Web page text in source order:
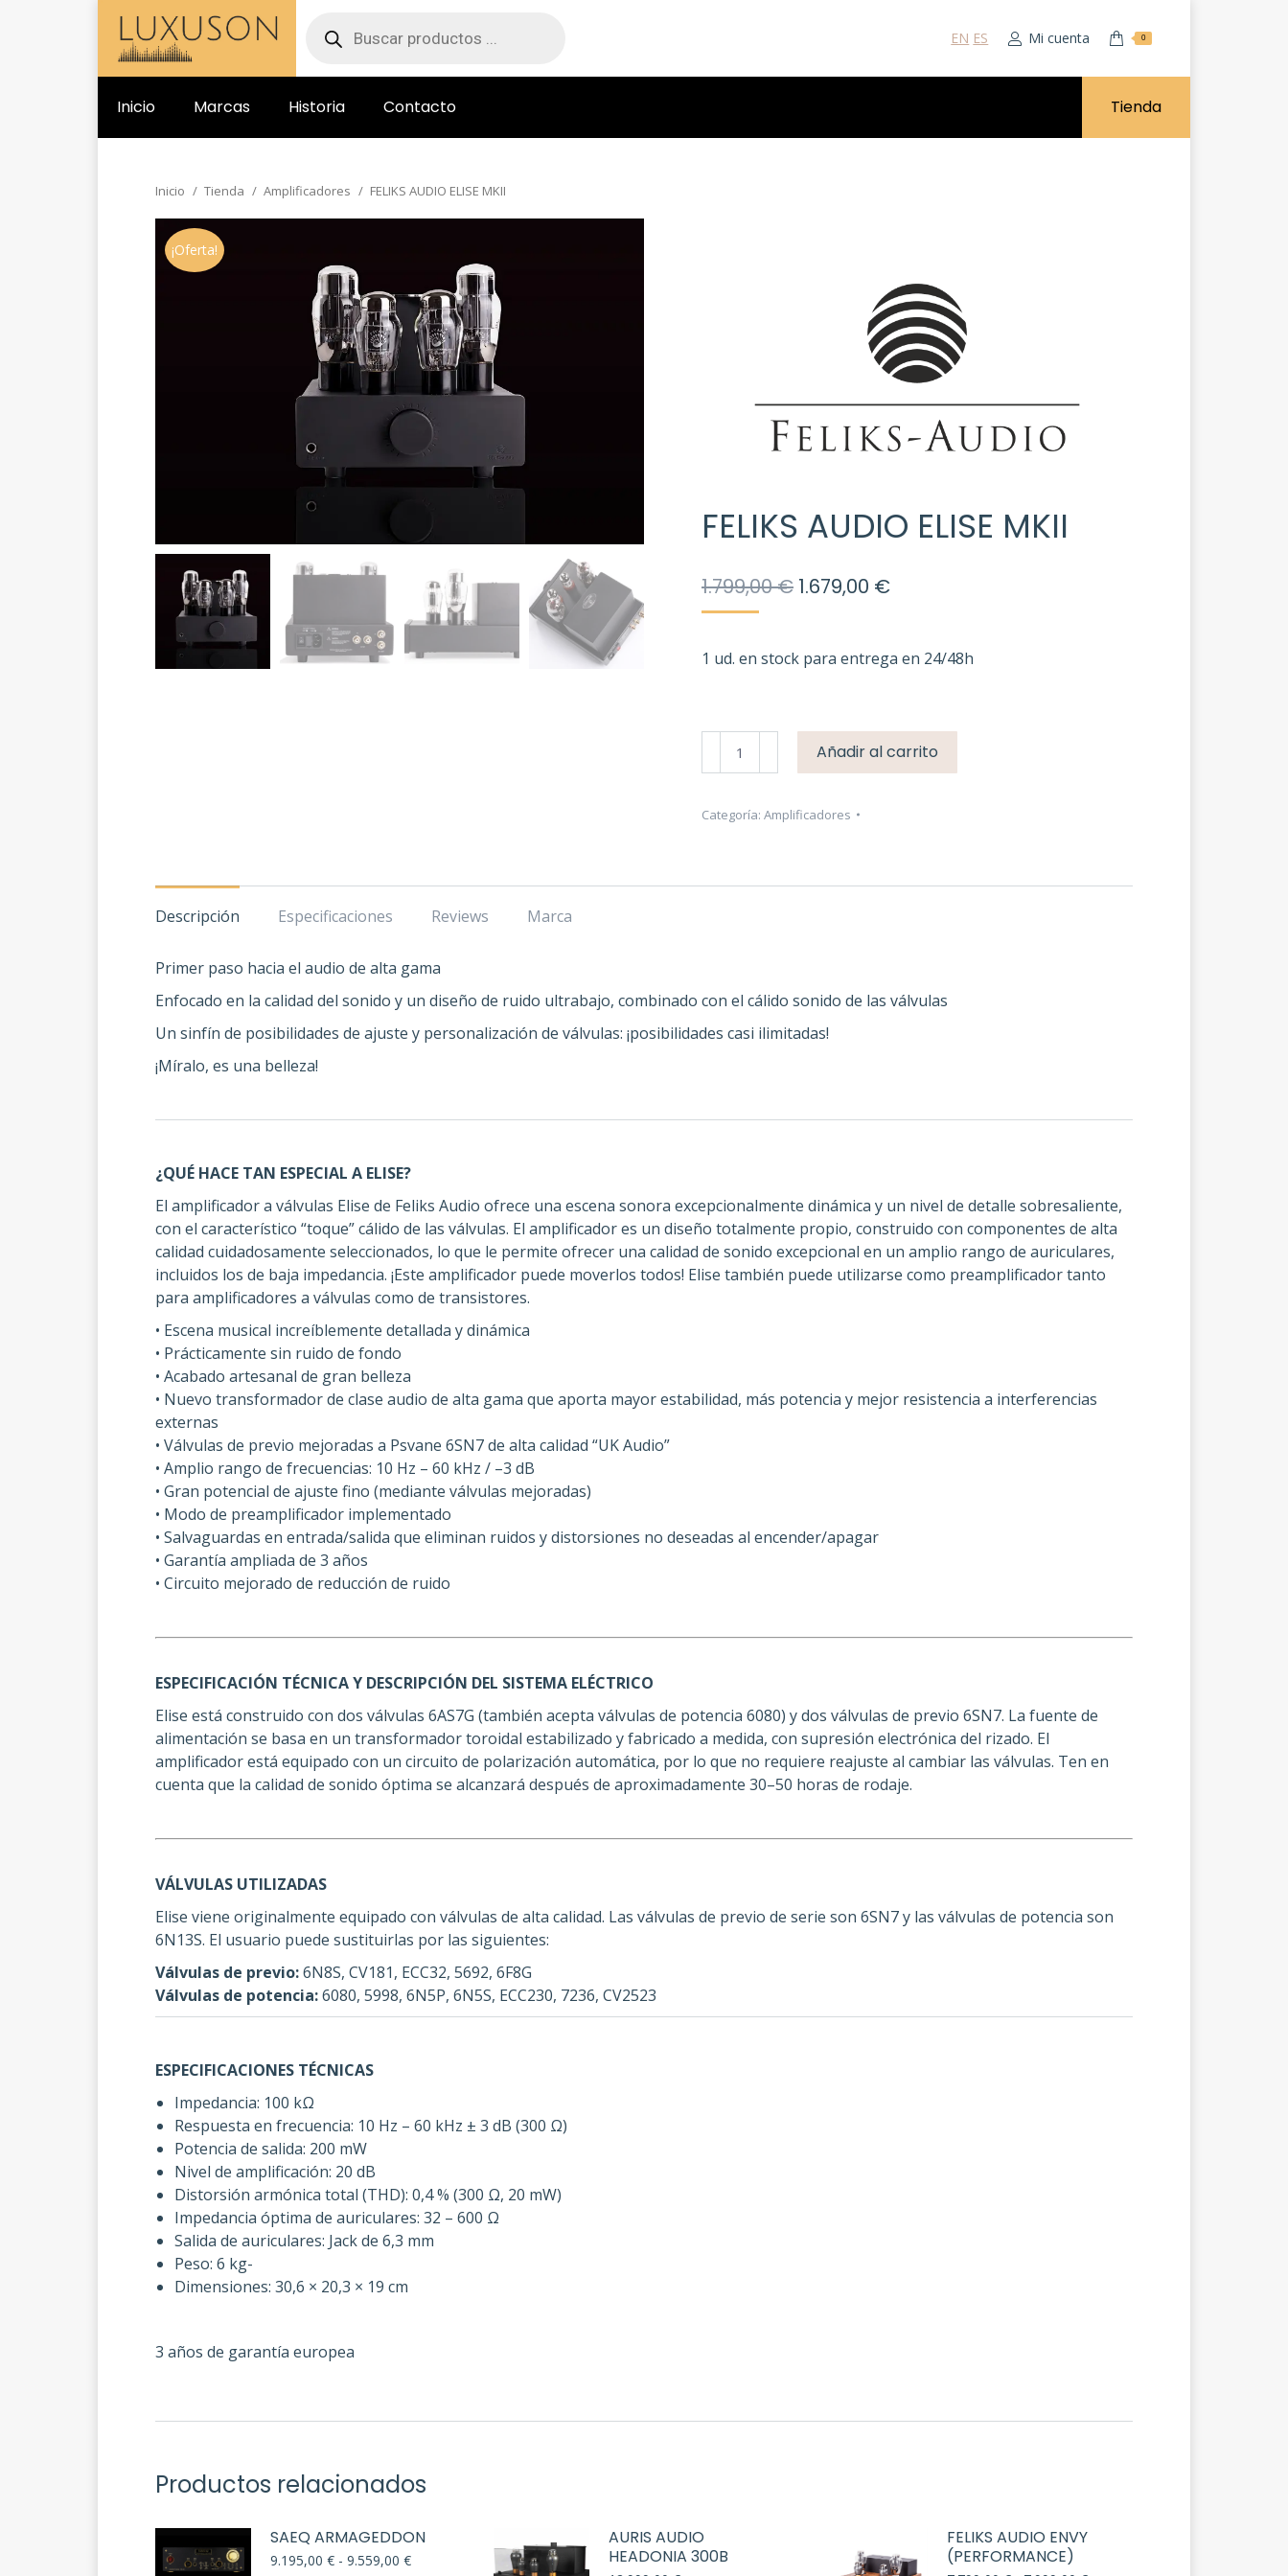
EN ES Mi cuenta 0
Inicio Marcas Historia Contacto Tienda
Estás aquí:
Inicio Tienda Amplificadores FELIKS AUDIO ELISE MKII
¡Oferta!
FELIKS AUDIO ELISE MKII
1.799,00€ El
era:
1.679,00 €El
es:
1 ud. en stock para entrega en 24/48h
AUDIO
MKII
Añadir al carrito
Categoría: Amplificadores
Descripción Especificaciones Reviews Marca
Primer paso hacia el audio de alta gama
Enfocado en la calidad del sonido y un diseño de ruido ultrabajo, combinado con el cálido sonido de las válvulas
Un sinfín de posibilidades de ajuste y personalización de válvulas: ¡posibilidades casi ilimitadas!
¡Míralo, es una belleza!
¿QUÉ HACE TAN ESPECIAL A ELISE?
El amplificador a válvulas Elise de Feliks Audio ofrece una escena sonora excepcionalmente dinámica y un nivel de detalle sobresaliente,
con el característico “toque” cálido de las válvulas. El amplificador es un diseño totalmente propio, construido con componentes de alta
calidad cuidadosamente seleccionados, lo que le permite ofrecer una calidad de sonido excepcional en un amplio rango de auriculares,
incluidos los de baja impedancia. ¡Este amplificador puede moverlos todos! Elise también puede utilizarse como preamplificador tanto
para amplificadores a válvulas como de transistores.
• Escena musical increíblemente detallada y dinámica
• Prácticamente sin ruido de fondo
• Acabado artesanal de gran belleza
• Nuevo transformador de clase audio de alta gama que aporta mayor estabilidad, más potencia y mejor resistencia a interferencias
externas
• Válvulas de previo mejoradas a Psvane 6SN7 de alta calidad “UK Audio”
• Amplio rango de frecuencias: 10 Hz – 60 kHz / –3 dB
• Gran potencial de ajuste fino (mediante válvulas mejoradas)
• Modo de preamplificador implementado
• Salvaguardas en entrada/salida que eliminan ruidos y distorsiones no deseadas al encender/apagar
• Garantía ampliada de 3 años
• Circuito mejorado de reducción de ruido
ESPECIFICACIÓN TÉCNICA Y DESCRIPCIÓN DEL SISTEMA ELÉCTRICO
Elise está construido con dos válvulas 6AS7G (también acepta válvulas de potencia 6080) y dos válvulas de previo 6SN7. La fuente de
alimentación se basa en un transformador toroidal estabilizado y fabricado a medida, con supresión electrónica del rizado. El
amplificador está equipado con un circuito de polarización automática, por lo que no requiere reajuste al cambiar las válvulas. Ten en
cuenta que la calidad de sonido óptima se alcanzará después de aproximadamente 30–50 horas de rodaje.
VÁLVULAS UTILIZADAS
Elise viene originalmente equipado con válvulas de alta calidad. Las válvulas de previo de serie son 6SN7 y las válvulas de potencia son
6N13S. El usuario puede sustituirlas por las siguientes:
Válvulas de previo:6N8S, CV181, ECC32, 5692, 6F8G
Válvulas de potencia:6080, 5998, 6N5P, 6N5S, ECC230, 7236, CV2523
ESPECIFICACIONES TÉCNICAS
Impedancia: 100 kΩ
Respuesta en frecuencia: 10 Hz – 60 kHz ± 3 dB (300 Ω)
Potencia de salida: 200 mW
Nivel de amplificación: 20 dB
Distorsión armónica total (THD): 0,4 % (300 Ω, 20 mW)
Impedancia óptima de auriculares: 32 – 600 Ω
Salida de auriculares: Jack de 6,3 mm
Peso: 6 kg-
Dimensiones: 30,6 × 20,3 × 19 cm
3 años de garantía europea
Productos relacionados
SAEQ ARMAGEDDON
9.195,00 € - 9.559,00 €Rango
AURIS AUDIO
HEADONIA 300B
FELIKS AUDIO ENVY
(PERFORMANCE)